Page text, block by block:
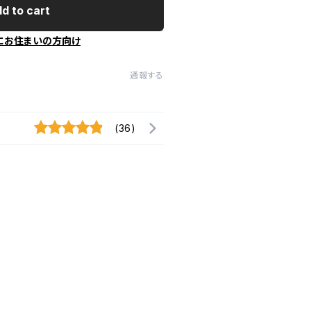
to cart
お住まいの方向け
通報する
(36)